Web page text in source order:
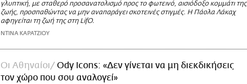
γλυπτική, με σταθερό προσανατολισμό προς το φωτεινό, αισιόδοξο κομμάτι της
ζωής, προσπαθώντας να μην αναπαράγει σκοτεινές στιγμές. Η Πάολα Λάκαχ
αφηγείται τη ζωή της στη LifO.
ΝΤΙΝΑ ΚΑΡΑΤΖΙΟΥ
Οι Αθηναίοι
Ody Icons: «Δεν γίνεται να μη διεκδικήσεις
τον χώρο που σου αναλογεί»